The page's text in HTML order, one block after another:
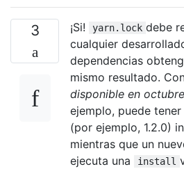
3 ¡Si! yarn.lock debe
cualquier
dependencias
mismo resultado.
disponible en
ejemplo, puede tener
(por ejemplo, 1.2.0)
mientras que un
ejecuta una
install